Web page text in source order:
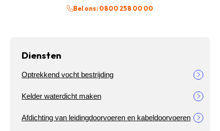
Bel ons: 0800 258 00 00
Diensten
Optrekkend vocht bestrijding
Kelder waterdicht maken
Afdichting van leidingdoorvoeren en kabeldoorvoeren